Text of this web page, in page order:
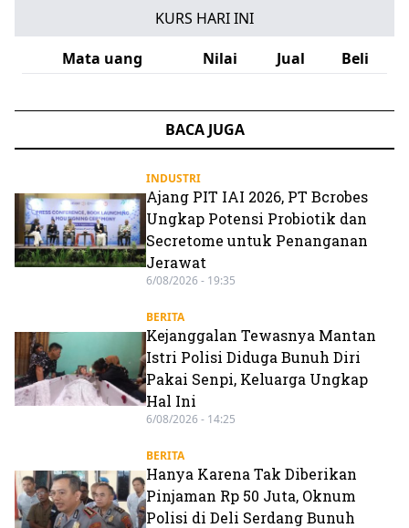
KURS HARI INI
Mata uang
Nilai Jual Beli
BACA JUGA
INDUSTRI
Ajang PIT IAI 2026, PT Bcrobes
Ungkap Potensi Probiotik dan
Secretome untuk Penanganan
Jerawat
6/08/2026 - 19:35
BERITA
Kejanggalan Tewasnya Mantan
Istri Polisi Diduga Bunuh Diri
Pakai Senpi, Keluarga Ungkap
Hal Ini
6/08/2026 - 14:25
BERITA
Hanya Karena Tak Diberikan
Pinjaman Rp 50 Juta, Oknum
Polisi di Deli Serdang Bunuh